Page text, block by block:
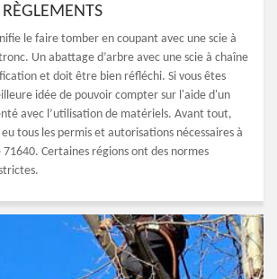
le faire tomber en coupant avec une scie à
Un abattage d’arbre avec une scie à chaîne
et doit être bien réfléchi. Si vous êtes
idée de pouvoir compter sur l'aide d'un
avec l’utilisation de matériels. Avant tout,
tous les permis et autorisations nécessaires à
Certaines régions ont des normes